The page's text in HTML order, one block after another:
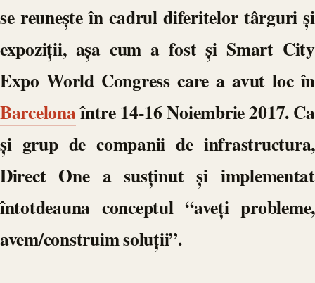
se reunește în cadrul diferitelor târguri și
expoziții, așa cum a fost și Smart City
Expo World Congress care a avut loc în
Barcelonaîntre 14-16 Noiembrie 2017. Ca
și grup de companii de infrastructura,
Direct One a susținut și implementat
întotdeauna conceptul “aveți probleme,
avem/construim soluții”.